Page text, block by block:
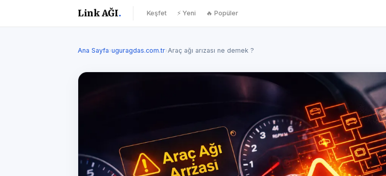
Link AĞI. Keşfet ⚡ Yeni 🔥 Popüler
Ana Sayfa›uguragdas.com.tr›Araç ağı arızası ne demek ?